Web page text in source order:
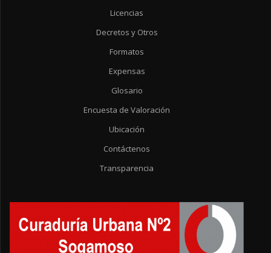
Licencias
Decretos y Otros
Formatos
Expensas
Glosario
Encuesta de Valoración
Ubicación
Contáctenos
Transparencia